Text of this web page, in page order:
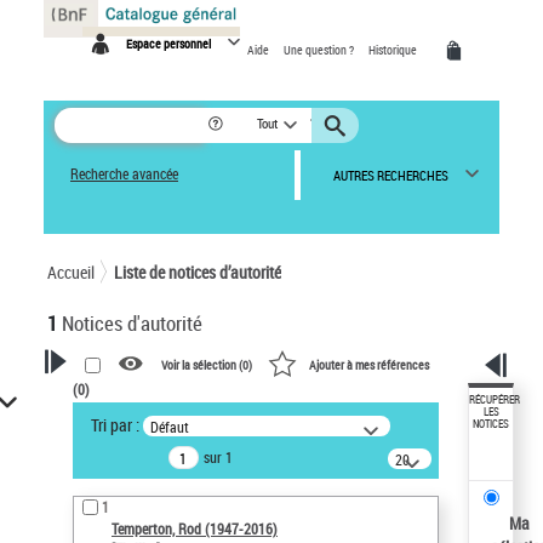
Espace personnel Aide Une question ? Historique
Tout
Recherche avancée AUTRES RECHERCHES
Accueil Liste de notices d’autorité
1 Notices d'autorité
VOTRE RECHERCHE
Recherche avancée dans les
notices d’autorité
Œuvres liées à l'auteur :
Temperton, Rod (1947-2016)
Voir la sélection (0) Ajouter à mes références
(0)
Tri par : Défaut
sur 1
20
résultats/page
1
Temperton, Rod (1947-2016)
RÉCUPÉRER
LES
NOTICES
Ma
Panneau de gestion des cookies